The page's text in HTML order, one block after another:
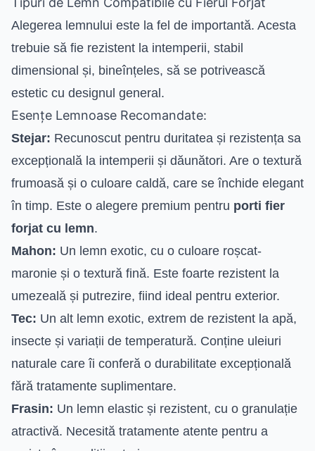
Alegerea lemnului este la fel de importantă. Acesta
trebuie să fie rezistent la intemperii, stabil
dimensional și, bineînțeles, să se potrivească
estetic cu designul general.
Esențe Lemnoase Recomandate:
Stejar: Recunoscut pentru duritatea și rezistența sa
excepțională la intemperii și dăunători. Are o textură
frumoasă și o culoare caldă, care se închide elegant
în timp. Este o alegere premium pentru porti fier
forjat cu lemn.
Mahon: Un lemn exotic, cu o culoare roșcat-
maronie și o textură fină. Este foarte rezistent la
umezeală și putrezire, fiind ideal pentru exterior.
Tec: Un alt lemn exotic, extrem de rezistent la apă,
insecte și variații de temperatură. Conține uleiuri
naturale care îi conferă o durabilitate excepțională
fără tratamente suplimentare.
Frasin: Un lemn elastic și rezistent, cu o granulație
atractivă. Necesită tratamente atente pentru a